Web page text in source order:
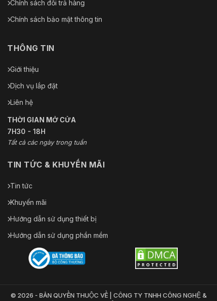
Chính sách đổi trả hàng
Chính sách bảo mật thông tin
THÔNG TIN
Giới thiệu
Dịch vụ lắp đặt
Liên hệ
THỜI GIAN MỞ CỬA
7H30 - 18H
Tất cả các ngày trong tuần
TIN TỨC & KHUYẾN MÃI
Tin tức
Khuyến mãi
Hướng dẫn sử dụng thiết bị
Hướng dẫn sử dụng phần mềm
© 2026 - BẢN QUYỀN THUỘC VỀ | CÔNG TY TNHH CÔNG NGHỆ &